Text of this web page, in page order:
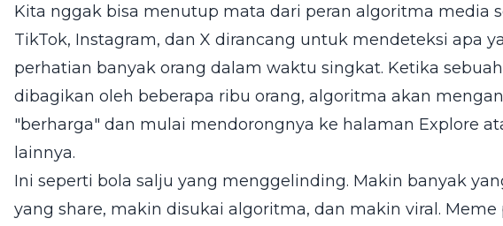
Kita nggak bisa menutup mata dari peran algoritma media
TikTok, Instagram, dan X dirancang untuk mendeteksi apa
perhatian banyak orang dalam waktu singkat. Ketika
dibagikan oleh beberapa ribu orang, algoritma akan
"berharga" dan mulai mendorongnya ke halaman Explore
lainnya.
Ini seperti bola salju yang menggelinding. Makin banyak
yang share, makin disukai algoritma, dan makin viral.